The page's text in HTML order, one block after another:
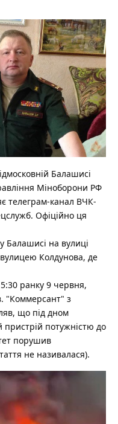
Балашисі
Міноборони РФ
телеграм-канал ВЧК-
Офіційно ця
на вулиці
Колдунова, де
ранку 9 червня,
"Коммерсант" з
що під дном
потужністю до
порушив
не називалася).